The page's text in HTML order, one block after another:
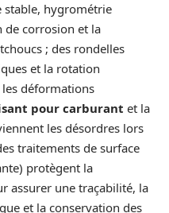
stable, hygrométrie
corrosion et la
; des rondelles
et la rotation
déformations
pour carburant et la
les désordres lors
traitements de surface
protègent la
assurer une traçabilité, la
et la conservation des